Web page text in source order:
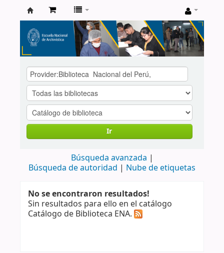
Catálogo
de
Biblioteca
ENA
Ir
Búsqueda avanzada
Búsqueda de autoridad
Nube de etiquetas
No se encontraron resultados!
Sin resultados para ello en el catálogo
Catálogo de Biblioteca ENA.